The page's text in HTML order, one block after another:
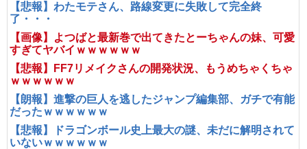
【悲報】わたモテさん、路線変更に失敗して完全終
了・・・
【画像】よつばと最新巻で出てきたとーちゃんの妹、可愛
すぎてヤバイｗｗｗｗｗｗ
【悲報】FF7リメイクさんの開発状況、もうめちゃくちゃ
ｗｗｗｗｗｗ
【朗報】進撃の巨人を逃したジャンプ編集部、ガチで有能
だったｗｗｗｗｗｗ
【悲報】ドラゴンボール史上最大の謎、未だに解明されて
いないｗｗｗｗｗｗ